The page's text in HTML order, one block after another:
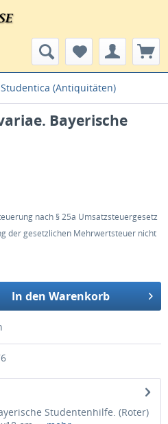
(Antiquitäten)
Bayerische
nach § 25a Umsatzsteuergesetz
der gesetzlichen Mehrwertsteuer nicht
In den Warenkorb
Studentenhilfe. (Roter)